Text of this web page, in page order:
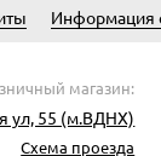
Информация
магазин:
ул, 55 (м.ВДНХ)
Схема проезда